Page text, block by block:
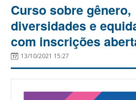
Curso sobre gênero,
diversidades e
com inscrições
13/10/2021 15:27